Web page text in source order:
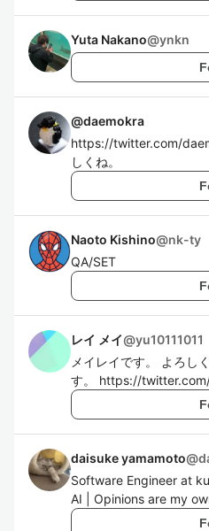
Yuta Nakano@ynkn
@daemokra
https://twitter.com/
しくね。
Naoto Kishino@nk-ty
QA/SET
レイ メイ@yu10111011
メイレイです。 よろし
す。 https://
daisuke yamamoto@
Software Engineer at
AI | Opinions are my